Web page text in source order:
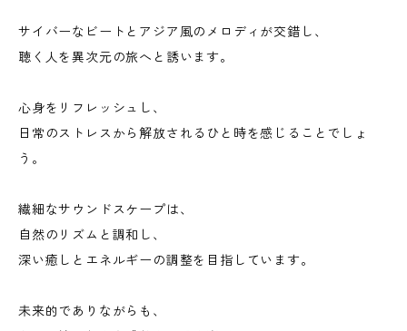
サイバーなビートとアジア風のメロディが交錯し、
聴く人を異次元の旅へと誘います。
心身をリフレッシュし、
日常のストレスから解放されるひと時を感じることでしょ
う。
繊細なサウンドスケープは、
自然のリズムと調和し、
深い癒しとエネルギーの調整を目指しています。
未来的でありながらも、